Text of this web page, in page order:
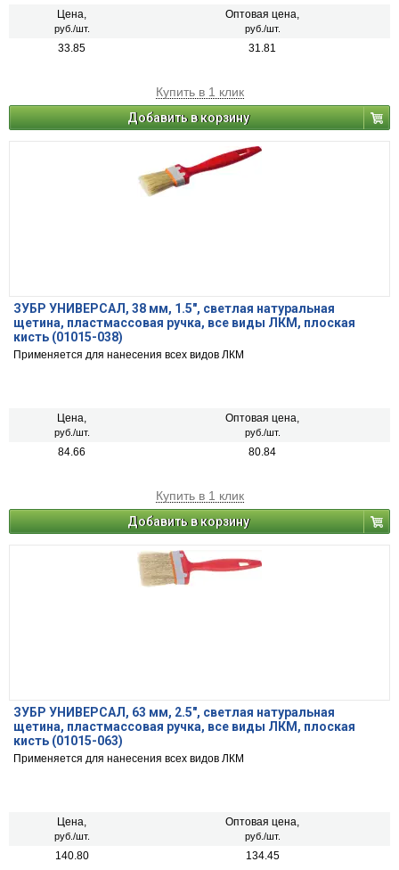
Цена,
руб./шт.
Оптовая цена,
руб./шт.
33.85 31.81
Купить в 1 клик
Добавить в корзину
ЗУБР УНИВЕРСАЛ, 38 мм, 1.5″, светлая натуральная
щетина, пластмассовая ручка, все виды ЛКМ, плоская
кисть (01015-038)
Применяется для нанесения всех видов ЛКМ
Цена,
руб./шт.
Оптовая цена,
руб./шт.
84.66 80.84
Купить в 1 клик
Добавить в корзину
ЗУБР УНИВЕРСАЛ, 63 мм, 2.5″, светлая натуральная
щетина, пластмассовая ручка, все виды ЛКМ, плоская
кисть (01015-063)
Применяется для нанесения всех видов ЛКМ
Цена,
руб./шт.
Оптовая цена,
руб./шт.
140.80 134.45